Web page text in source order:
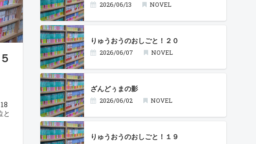
と
2026/06/13 NOVEL
りゅうおうのおしごと！２０
2026/06/07 NOVEL
ざんどぅまの影
2026/06/02 NOVEL
りゅうおうのおしごと！１９